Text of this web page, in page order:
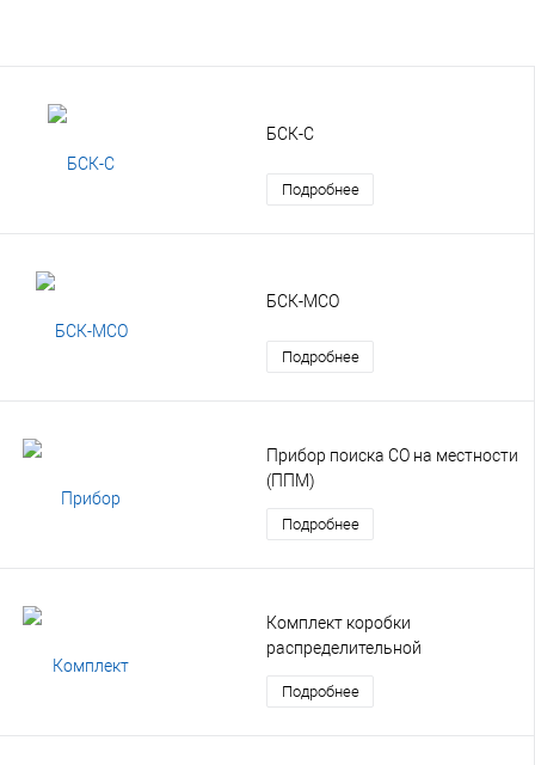
БСК-С
Подробнее
БСК-МСО
Подробнее
Прибор поиска СО на местности
(ППМ)
Подробнее
Комплект коробки
распределительной
Подробнее